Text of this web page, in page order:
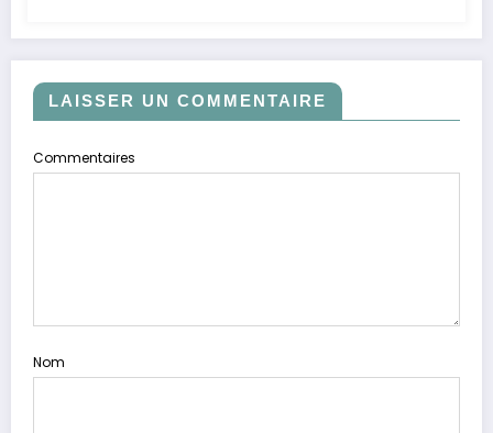
LAISSER UN COMMENTAIRE
Commentaires
Nom